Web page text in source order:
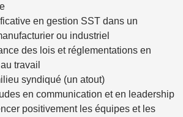
en gestion SST dans un
ou industriel
des lois et réglementations en
travail
syndiqué (un atout)
en communication et en leadership
positivement les équipes et les